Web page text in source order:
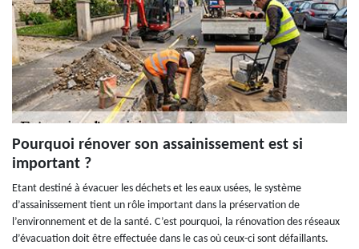
Pourquoi rénover son assainissement est si
important ?
Etant destiné à évacuer les déchets et les eaux usées, le système
d’assainissement tient un rôle important dans la préservation de
l’environnement et de la santé. C’est pourquoi, la rénovation des réseaux
d’évacuation doit être effectuée dans le cas où ceux-ci sont défaillants.